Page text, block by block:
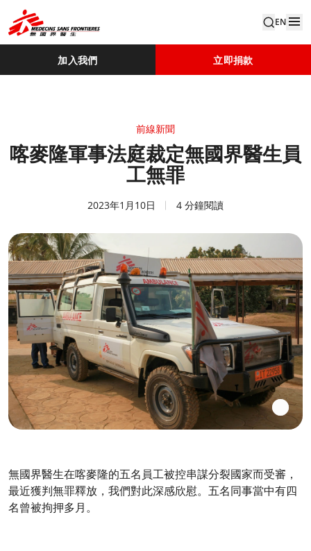
EN
加入我們 立即捐款
前線新聞
喀麥隆軍事法庭裁定無國界醫生員
工無罪
2023年1月10日 4 分鐘閱讀
無國界醫生在喀麥隆的五名員工被控串謀分裂國家而受審，
最近獲判無罪釋放，我們對此深感欣慰。五名同事當中有四
名曾被拘押多月。